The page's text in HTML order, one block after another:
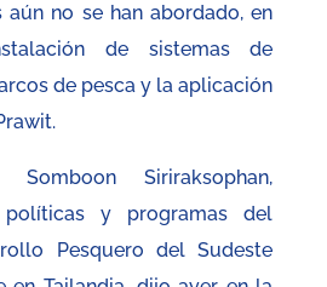
aún no se han abordado, en
de sistemas de
de pesca y la aplicación
Somboon Siriraksophan,
y programas del
Pesquero del Sudeste